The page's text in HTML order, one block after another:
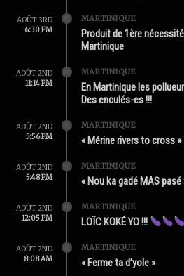
AOÛT 3RD
6:30 PM
MARTINIQUE
Produit de 1ère
Martinique
AOÛT 2ND
11:14 PM
MARTINIQUE
En Martinique les
Des enculés-es !!!
AOÛT 2ND
5:56 PM
MARTINIQUE
« Mérine rivers to cross »
AOÛT 2ND
5:48 PM
MARTINIQUE
« Nou ka gadé MAS pasé
AOÛT 2ND
12:05 PM
MARTINIQUE
LOÏC KOKÉ YO !!!
AOÛT 2ND
8:08 AM
MARTINIQUE
« Ferme ta d’yole »